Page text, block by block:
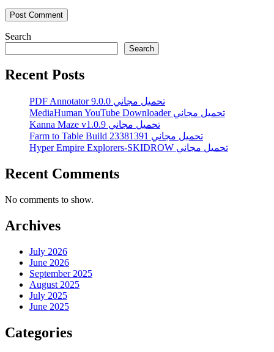
Search
Search
Recent Posts
PDF Annotator 9.0.0 تحميل مجاني
MediaHuman YouTube Downloader تحميل مجاني
Kanna Maze v1.0.9 تحميل مجاني
Farm to Table Build 23381391 تحميل مجاني
Hyper Empire Explorers-SKIDROW تحميل مجاني
Recent Comments
No comments to show.
Archives
July 2026
June 2026
September 2025
August 2025
July 2025
June 2025
Categories